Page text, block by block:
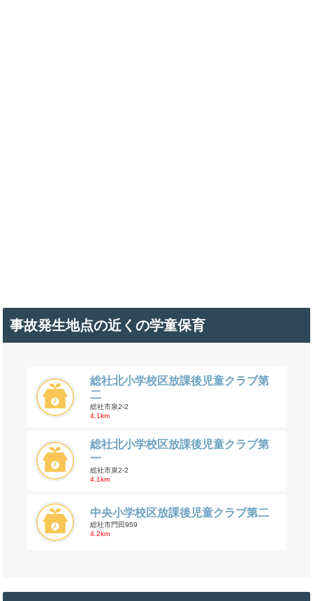
事故発生地点の近くの学童保育
総社北小学校区放課後児童クラブ第
二
総社市泉2-2
4.1km
総社北小学校区放課後児童クラブ第
一
総社市泉2-2
4.1km
中央小学校区放課後児童クラブ第二
総社市門田959
4.2km